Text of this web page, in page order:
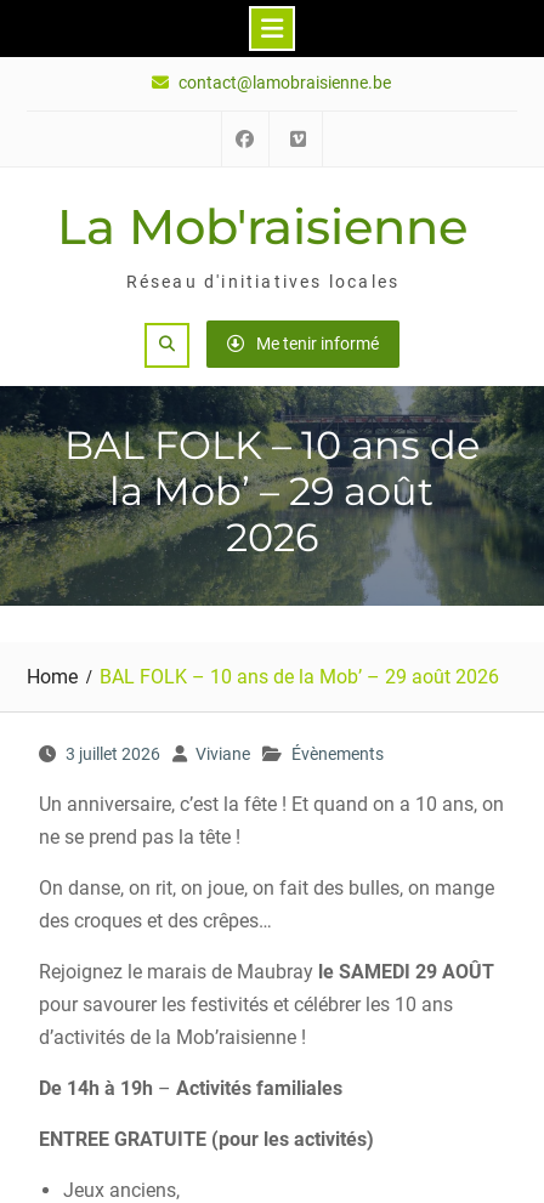
contact@lamobraisienne.be
La Mob'raisienne
Réseau d'initiatives locales
Search Me tenir informé
BAL FOLK – 10 ans de
la Mob’ – 29 août
2026
Home BAL FOLK – 10 ans de la Mob’ – 29 août 2026
3 juillet 2026 Viviane Évènements
Un anniversaire, c’est la fête ! Et quand on a 10 ans, on
ne se prend pas la tête !
On danse, on rit, on joue, on fait des bulles, on mange
des croques et des crêpes…
Rejoignez le marais de Maubray le SAMEDI 29 AOÛT
pour savourer les festivités et célébrer les 10 ans
d’activités de la Mob’raisienne !
De 14h à 19h – Activités familiales
ENTREE GRATUITE (pour les activités)
Jeux anciens,